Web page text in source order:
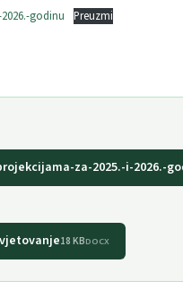
godinu
Preuzmi
za-2025.-i-2026.-
18 KBDOCX